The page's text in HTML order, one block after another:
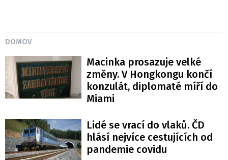
DOMOV
Macinka prosazuje velké
změny. V Hongkongu končí
konzulát, diplomaté míří do
Miami
Lidé se vrací do vlaků. ČD
hlásí nejvíce cestujících od
pandemie covidu